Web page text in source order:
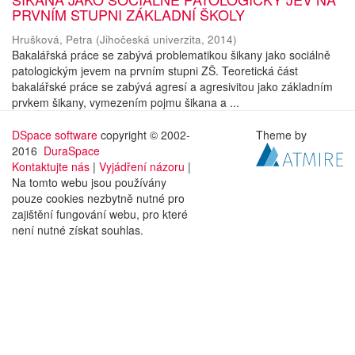
PRVNÍM STUPNI ZÁKLADNÍ ŠKOLY
Hrušková, Petra (Jihočeská univerzita, 2014)
Bakalářská práce se zabývá problematikou šikany jako sociálně
patologickým jevem na prvním stupni ZŠ. Teoretická část
bakalářské práce se zabývá agresí a agresivitou jako základním
prvkem šikany, vymezením pojmu šikana a ...
DSpace software copyright © 2002-
2016 DuraSpace
Kontaktujte nás | Vyjádření názoru |
Na tomto webu jsou používány
pouze cookies nezbytně nutné pro
zajištění fungování webu, pro které
není nutné získat souhlas.
Theme by